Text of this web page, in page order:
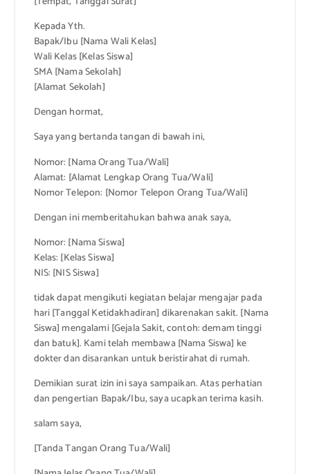
Kepada Yth.
Bapak/Ibu [Nama Wali Kelas]
Wali Kelas [Kelas Siswa]
SMA [Nama Sekolah]
[Alamat Sekolah]
Dengan hormat,
Saya yang bertanda tangan di bawah ini,
Nomor: [Nama Orang Tua/Wali]
Alamat: [Alamat Lengkap Orang Tua/Wali]
Nomor Telepon: [Nomor Telepon Orang Tua/Wali]
Dengan ini memberitahukan bahwa anak saya,
Nomor: [Nama Siswa]
Kelas: [Kelas Siswa]
NIS: [NIS Siswa]
tidak dapat mengikuti kegiatan belajar mengajar pada
hari [Tanggal Ketidakhadiran] dikarenakan sakit. [Nama
Siswa] mengalami [Gejala Sakit, contoh: demam tinggi
dan batuk]. Kami telah membawa [Nama Siswa] ke
dokter dan disarankan untuk beristirahat di rumah.
Demikian surat izin ini saya sampaikan. Atas perhatian
dan pengertian Bapak/Ibu, saya ucapkan terima kasih.
salam saya,
[Tanda Tangan Orang Tua/Wali]